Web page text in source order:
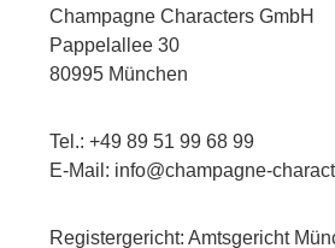
Champagne Characters GmbH
Pappelallee 30
80995 München
Tel.: +49 89 51 99 68 99
E-Mail: info@champagne-
Registergericht: Amtsgericht